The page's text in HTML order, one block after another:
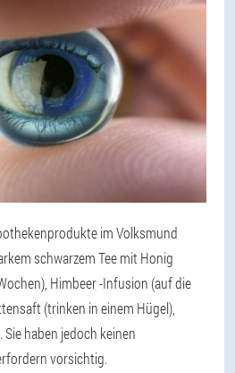
im Volksmund
schwarzem Tee mit Honig
Himbeer -Infusion (auf die
(trinken in einem Hügel),
haben jedoch keinen
vorsichtig.